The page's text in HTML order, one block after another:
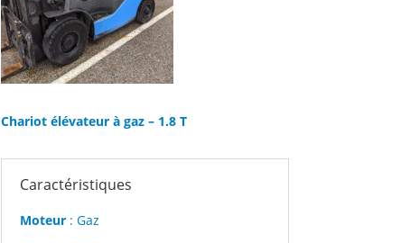
Chariot élévateur à gaz – 1.8 T
Caractéristiques
Moteur : Gaz